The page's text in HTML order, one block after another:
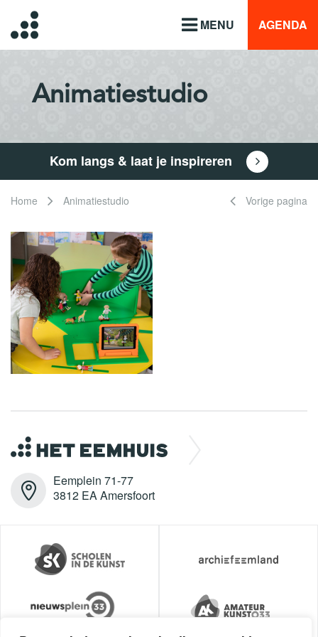
MENU AGENDA
Animatiestudio
Kom langs & laat je inspireren
Home Animatiestudio Vorige pagina
Eemplein 71-77
3812 EA Amersfoort